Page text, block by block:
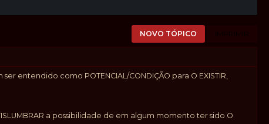
NOVO TÓPICO IMPRIMIR
entendido como POTENCIAL/CONDIÇÃO para O EXISTIR,
a possibilidade de em algum momento ter sido O